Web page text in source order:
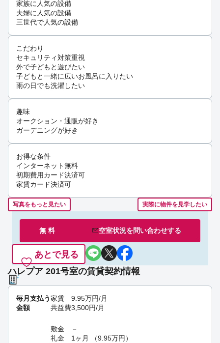
家族に人気の設備
夫婦に人気の設備
三世代で人気の設備
こだわり
セキュリティ対策重視
外で子どもと遊びたい
子どもと一緒に広いお風呂に入りたい
雨の日でも洗濯したい
趣味
オークション・通販が好き
ガーデニングが好き
お得な条件
インターネット無料
初期費用カード決済可
家賃カード決済可
写真をもっと見たい 実際に物件を見学したい
無 料 空室状況を問い合わせする
あとで見る
ハレプア 201号室の賃貸契約情報
毎月支払う
金額
家賃 9.95万円/月
共益費3,500円/月
敷金
－
礼金
1ヶ月 （9.95万円 ）